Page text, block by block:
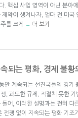
. 핵심 사업 영역이 아닌 분야
제약이 생겨나자, 얼마 전 미
를 크게
→ 더 보기
되는 평화, 경제 불황
안 계속되는 선진국들의 경기
, 과도한 규제, 적절치 못한
어, 이러한 설명과는 전혀 다
전쟁 없이 지속되는 평화 기